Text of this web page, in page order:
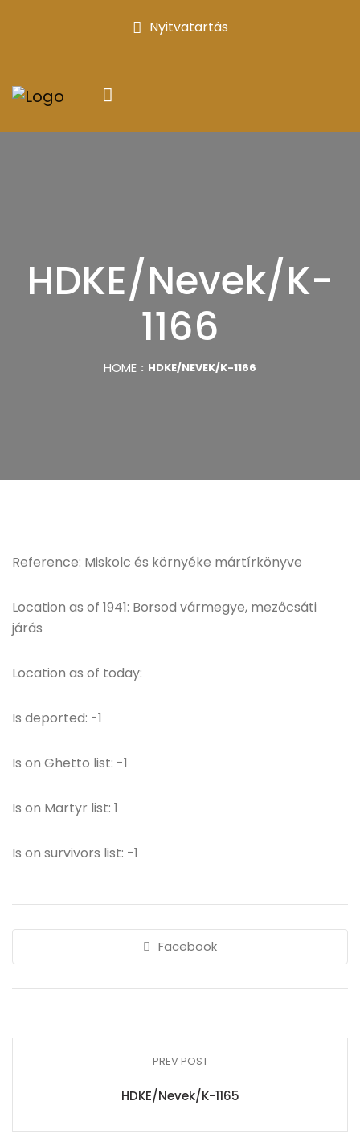
Nyitvatartás
HDKE/Nevek/K-
1166
HOME HDKE/NEVEK/K-1166
Reference: Miskolc és környéke mártírkönyve
Location as of 1941: Borsod vármegye, mezőcsáti
járás
Location as of today:
Is deported: -1
Is on Ghetto list: -1
Is on Martyr list: 1
Is on survivors list: -1
Facebook
PREV POST
HDKE/Nevek/K-1165